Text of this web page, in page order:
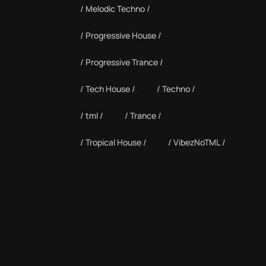
Melodic Techno
Progressive House
Progressive Trance
Tech House Techno
tml Trance
Tropical House VibezNoTML